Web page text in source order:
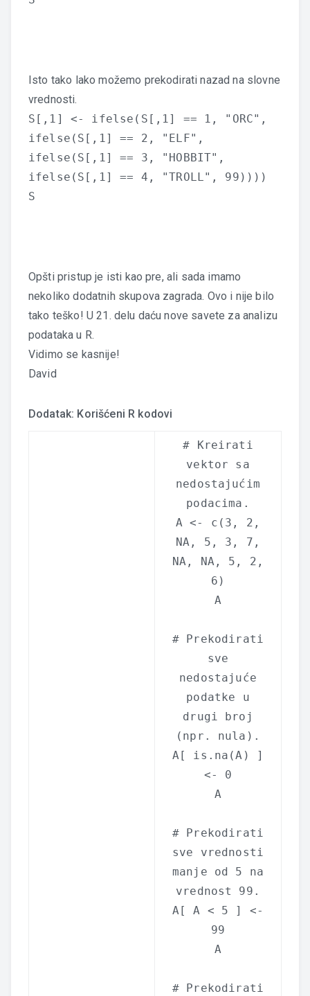
Isto tako lako možemo prekodirati nazad na slovne
vrednosti.
S[,1] <- ifelse(S[,1] == 1, "ORC",
ifelse(S[,1] == 2, "ELF",
ifelse(S[,1] == 3, "HOBBIT",
ifelse(S[,1] == 4, "TROLL", 99))))
S
Opšti pristup je isti kao pre, ali sada imamo
nekoliko dodatnih skupova zagrada. Ovo i nije bilo
tako teško! U 21. delu daću nove savete za analizu
podataka u R.
Vidimo se kasnije!
David
Dodatak: Korišćeni R kodovi
# Kreirati
vektor sa
nedostajućim
podacima.
A <- c (3, 2,
NA , 5, 3, 7,
NA , NA, 5, 2,
6)
A
# Prekodirati
sve
nedostajuće
podatke u
drugi broj
(npr. nula).
A[ is.na (A) ]
<- 0
A
# Prekodirati
sve vrednosti
manje od 5 na
vrednost 99.
A[ A < 5 ] <-
99
A
# Prekodirati